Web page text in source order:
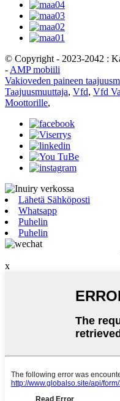
© Copyright - 2023-2042 :
- AMP mobiili
Vakioveden paineen
Taajuusmuuttaja, Vfd, Vfd
Moottorille,
Lähetä Sähköposti
Whatsapp
Puhelin
Puhelin
x